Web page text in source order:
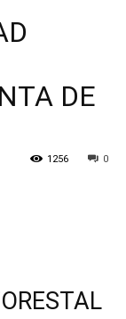
DE
0
1256